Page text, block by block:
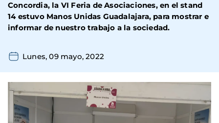
Concordia, la VI Feria de Asociaciones, en el stand
14 estuvo Manos Unidas Guadalajara, para mostrar e
informar de nuestro trabajo a la sociedad.
Lunes, 09 mayo, 2022